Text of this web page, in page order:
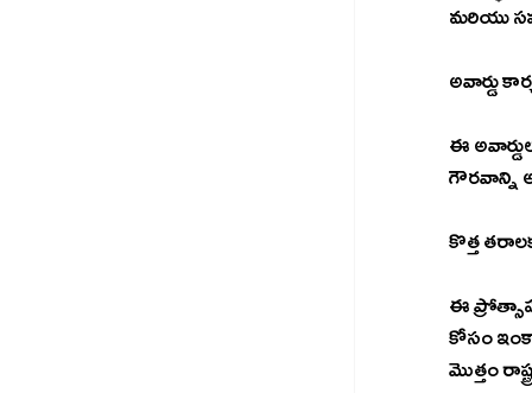
మరియు
అవార్డు
ఈ
గౌరవాన్ని
కొత్త
ఈ
కోసం
మొత్తం